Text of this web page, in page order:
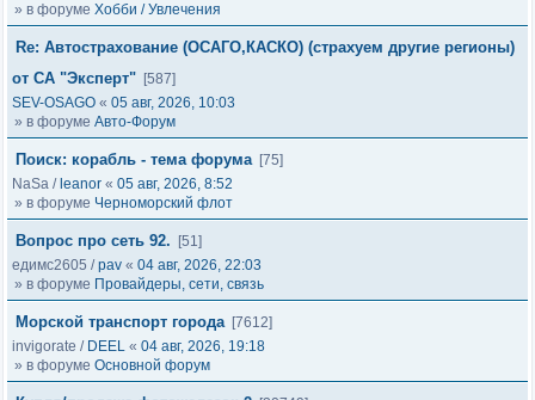
» в форуме Хобби / Увлечения
Re: Автострахование (ОСАГО,КАСКО) (страхуем другие регионы)
от СА "Эксперт" [587]
SEV-OSAGO « 05 авг, 2026, 10:03
» в форуме Авто-Форум
Поиск: корабль - тема форума [75]
NaSa / leanor « 05 авг, 2026, 8:52
» в форуме Черноморский флот
Вопрос про сеть 92.
[51]
едимс2605 /pav « 04 авг, 2026, 22:03
» в форуме Провайдеры, сети, связь
Морской транспорт города [7612]
invigorate / DEEL « 04 авг, 2026, 19:18
» в форуме Основной форум